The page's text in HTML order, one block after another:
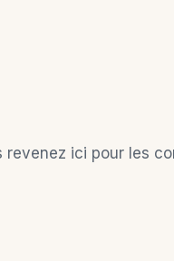
revenez ici pour les